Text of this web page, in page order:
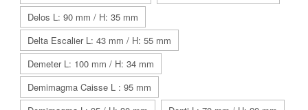
Delos L: 90 mm / H: 35 mm
Delta Escalier L: 43 mm / H: 55 mm
Demeter L: 100 mm / H: 34 mm
Demimagma Caisse L : 95 mm